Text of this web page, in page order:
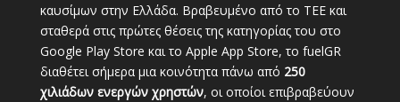
καυσίμων στην Ελλάδα. Βραβευμένο από το ΤΕΕ και
σταθερά στις πρώτες θέσεις της κατηγορίας του στο
Google Play Store και το Apple App Store, το fuelGR
διαθέτει σήμερα μια κοινότητα πάνω από 250
χιλιάδων ενεργών χρηστών, οι οποίοι επιβραβεύουν